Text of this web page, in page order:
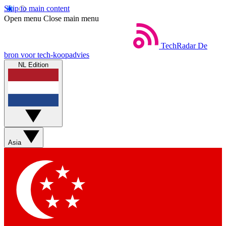
Skip to main content
Open menu Close main menu
TechRadar De
bron voor tech-koopadvies
NL Edition
Asia